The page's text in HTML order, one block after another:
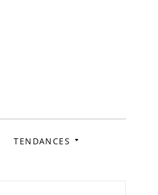
TENDANCES